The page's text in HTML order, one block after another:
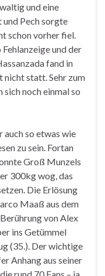
und eine
Pech sorgte
schon vorher fiel.
und der
fand in
nicht statt. Sehr zum
sich noch einmal so
auch so etwas wie
zu sein. Fortan
Groß Munzels
300kg wog, das
Die Erlösung
Maaß aus dem
von Alex
ins Getümmel
(35.). Der wichtige
Anhang aus seiner
rund 70 Fans – ja,